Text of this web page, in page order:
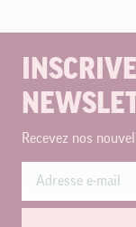
Recevez nos